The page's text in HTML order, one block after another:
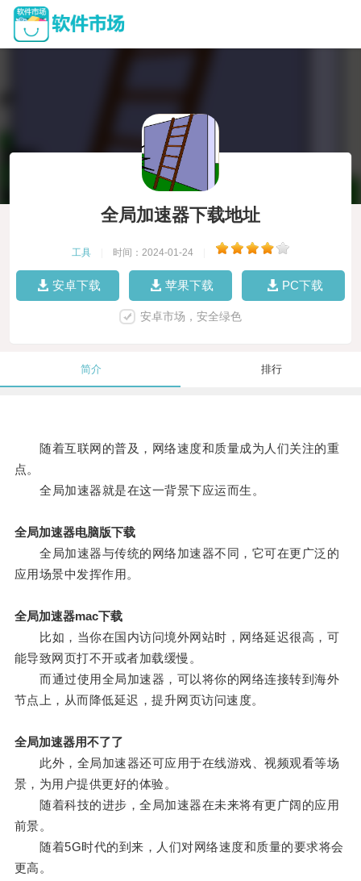
全局加速器下载地址
工具 时间：2024-01-24
安卓下载 苹果下载 PC下载
安卓市场，安全绿色
简介 排行
随着互联网的普及，网络速度和质量成为人们关注的重
点。
全局加速器就是在这一背景下应运而生。
全局加速器电脑版下载
全局加速器与传统的网络加速器不同，它可在更广泛的
应用场景中发挥作用。
全局加速器mac下载
比如，当你在国内访问境外网站时，网络延迟很高，可
能导致网页打不开或者加载缓慢。
而通过使用全局加速器，可以将你的网络连接转到海外
节点上，从而降低延迟，提升网页访问速度。
全局加速器用不了了
此外，全局加速器还可应用于在线游戏、视频观看等场
景，为用户提供更好的体验。
随着科技的进步，全局加速器在未来将有更广阔的应用
前景。
随着5G时代的到来，人们对网络速度和质量的要求将会
更高。